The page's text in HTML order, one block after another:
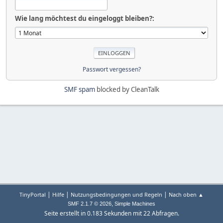
Wie lang möchtest du eingeloggt bleiben?:
Passwort vergessen?
SMF spamblocked by CleanTalk
TinyPortal | Hilfe | Nutzungsbedingungen und Regeln | Nach oben ▲
SMF 2.1.7 © 2026, Simple Machines
Seite erstellt in 0.183 Sekunden mit 22 Abfragen.